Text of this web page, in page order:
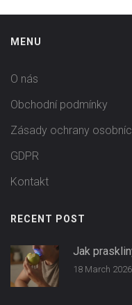
MENU
O nás
Obchodní podmínky
Zásady ochrany
GDPR
Kontakt
RECENT POST
Jak
18 March 2026